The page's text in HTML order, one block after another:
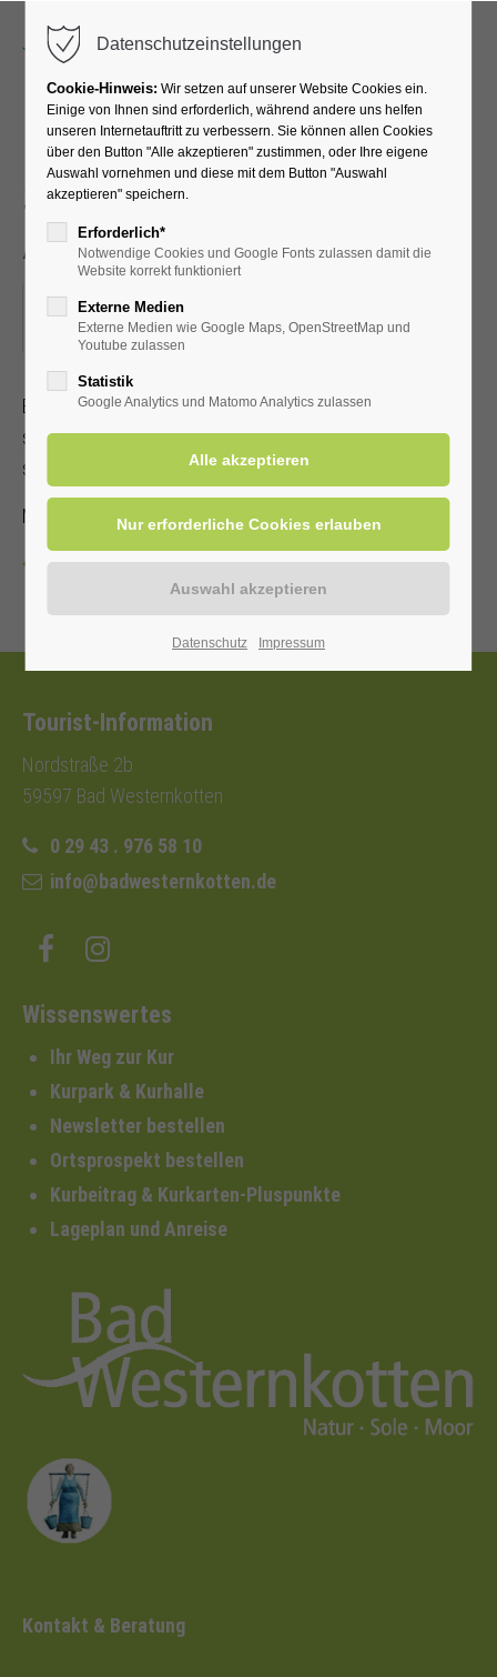
EFT Klopfakupressur -
Selbsthilfe bei Stress und
Angst
20.08.2025, 19:00–20:30
ORT: KURHALLE
EFT Klopfakupressur ist eine anerkannte Heilmethode, die
schnell erlernbar ist. Sie kann bei körperlichen und
seelischen Problemen eingesetzt werden.
Mit Kur-/ Einwohnerkarte 6,00 €, ohne 9,00 €
Zurück
Tourist-Information
Nordstraße 2b
59597 Bad Westernkotten
0 29 43 . 976 58 10
info@badwesternkotten.de
Wissenswertes
Ihr Weg zur Kur
Kurpark & Kurhalle
Newsletter bestellen
Ortsprospekt bestellen
Kurbeitrag & Kurkarten-Pluspunkte
Lageplan und Anreise
Kontakt & Beratung
Datenschutzeinstellungen
Cookie-Hinweis: Wir setzen auf unserer Website Cookies ein.
Einige von Ihnen sind erforderlich, während andere uns helfen
unseren Internetauftritt zu verbessern. Sie können allen Cookies
über den Button "Alle akzeptieren" zustimmen, oder Ihre eigene
Auswahl vornehmen und diese mit dem Button "Auswahl
akzeptieren" speichern.
Erforderlich*
Notwendige Cookies und Google Fonts zulassen damit die
Website korrekt funktioniert
Externe Medien
Externe Medien wie Google Maps, OpenStreetMap und
Youtube zulassen
Statistik
Google Analytics und Matomo Analytics zulassen
Datenschutz Impressum